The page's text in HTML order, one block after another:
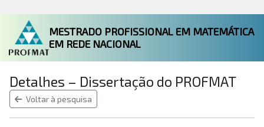
MESTRADO PROFISSIONAL EM MATEMÁTICA
EM REDE NACIONAL
Detalhes – Dissertação do PROFMAT
Voltar à pesquisa